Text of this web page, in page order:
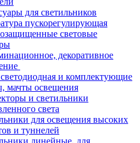
для светильников
пускорегулирующая
световые
декоративное
и комплектующие
мачты освещения
и светильники
света
для освещения высоких
и туннелей
линейные, для